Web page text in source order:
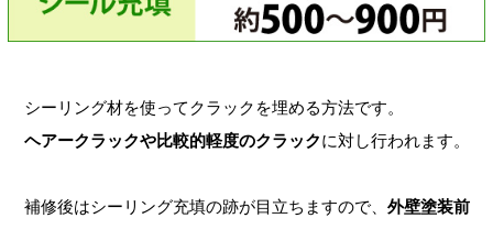
シーリング材を使ってクラックを埋める方法です。
ヘアークラックや比較的軽度のクラックに対し行われます。
補修後はシーリング充填の跡が目立ちますので、 外壁塗装前